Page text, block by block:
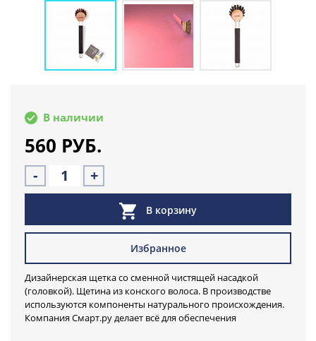
В наличии
560 РУБ.
- +
В корзину
Избранное
Дизайнерская щетка со сменной чистящей насадкой
(головкой). Щетина из конского волоса. В производстве
используются компоненты натурального происхождения.
Компания Смарт.ру делает всё для обеспечения